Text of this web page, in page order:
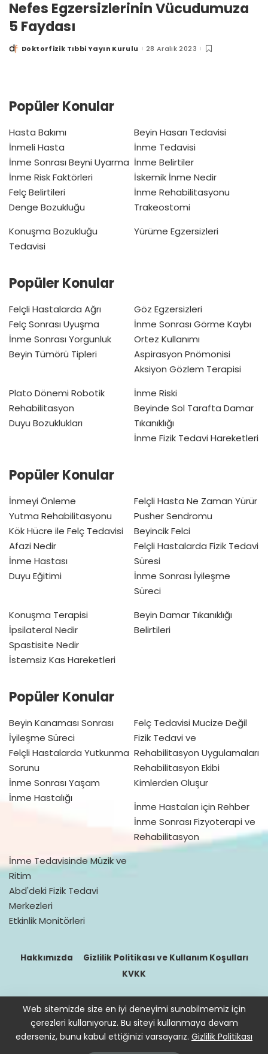
Nefes Egzersizlerinin Vücudumuza
5 Faydası
PostedDoktorfizik Tıbbi Yayın Kurulu 28 Aralık 2023
Popüler Konular
Hasta Bakımı
İnmeli Hasta
İnme Sonrası Beyni Uyarma
İnme Risk Faktörleri
Felç Belirtileri
Denge Bozukluğu
Beyin Hasarı Tedavisi
İnme Tedavisi
İnme Belirtiler
İskemik İnme Nedir
İnme Rehabilitasyonu
Trakeostomi
Konuşma Bozukluğu
Tedavisi
Yürüme Egzersizleri
Popüler Konular
Felçli Hastalarda Ağrı
Felç Sonrası Uyuşma
İnme Sonrası Yorgunluk
Beyin Tümörü Tipleri
Göz Egzersizleri
İnme Sonrası Görme Kaybı
Ortez Kullanımı
Aspirasyon Pnömonisi
Aksiyon Gözlem Terapisi
Plato Dönemi Robotik
Rehabilitasyon
Duyu Bozuklukları
İnme Riski
Beyinde Sol Tarafta Damar
Tıkanıklığı
İnme Fizik Tedavi Hareketleri
Popüler Konular
İnmeyi Önleme
Yutma Rehabilitasyonu
Kök Hücre ile Felç Tedavisi
Afazi Nedir
İnme Hastası
Duyu Eğitimi
Felçli Hasta Ne Zaman Yürür
Pusher Sendromu
Beyincik Felci
Felçli Hastalarda Fizik Tedavi
Süresi
İnme Sonrası İyileşme
Süreci
Konuşma Terapisi
İpsilateral Nedir
Spastisite Nedir
İstemsiz Kas Hareketleri
Beyin Damar Tıkanıklığı
Belirtileri
Popüler Konular
Beyin Kanaması Sonrası
İyileşme Süreci
Felçli Hastalarda Yutkunma
Sorunu
İnme Sonrası Yaşam
İnme Hastalığı
Felç Tedavisi Mucize Değil
Fizik Tedavi ve
Rehabilitasyon Uygulamaları
Rehabilitasyon Ekibi
Kimlerden Oluşur
İnme Hastaları için Rehber
İnme Sonrası Fizyoterapi ve
Rehabilitasyon
İnme Tedavisinde Müzik ve
Ritim
Abd'deki Fizik Tedavi
Merkezleri
Etkinlik Monitörleri
Hakkımızda
Gizlilik Politikası ve Kullanım Koşulları
KVKK
© 2016–2021 doktorfizik
Site içeriğinde bulunan bilgiler destek sağlamak içindir. Hekimin
hastasını tıbbi amaçla muayene etmesi, tanı ve teşhis koyması
Web sitemizde size en iyi deneyimi sunabilmemiz için
çerezleri kullanıyoruz. Bu siteyi kullanmaya devam
ederseniz, bunu kabul ettiğinizi varsayarız. Gizlilik Politikası